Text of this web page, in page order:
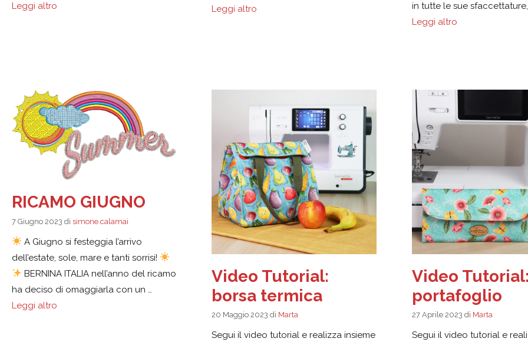
Leggi altro
Leggi altro
in tutte le sue
Leggi altro
RICAMO GIUGNO
7 Giugno 2023 di simone.calamai
A Giugno si festeggia l’arrivo
dell’estate, sole, mare e tanti sorrisi!
BERNINA ITALIA nell’anno del ricamo
ha deciso di omaggiarla con un …
Leggi altro
Video Tutorial:
borsa termica
20 Maggio 2023 di Marta
Segui il video tutorial e realizza insieme
Video
portafoglio
27 Aprile 2023 di Marta
Segui il video tutorial e